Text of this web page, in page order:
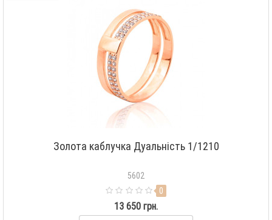
Золота каблучка Дуальність 1/1210
5602
0
13 650 грн.